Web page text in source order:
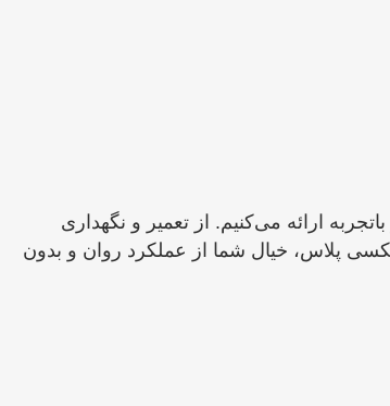
ارائه می‌کنیم. از تعمیر و نگهداری
پلاس، خیال شما از عملکرد روان و بدون